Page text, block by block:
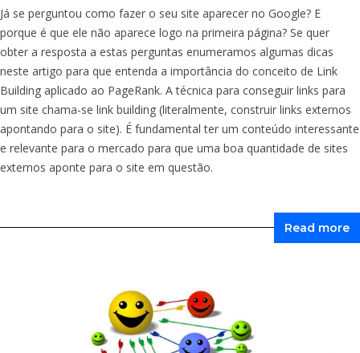
Já se perguntou como fazer o seu site aparecer no Google? E
porque é que ele não aparece logo na primeira página? Se quer
obter a resposta a estas perguntas enumeramos algumas dicas
neste artigo para que entenda a importância do conceito de Link
Building aplicado ao PageRank. A técnica para conseguir links para
um site chama-se link building (literalmente, construir links externos
apontando para o site). É fundamental ter um conteúdo interessante
e relevante para o mercado para que uma boa quantidade de sites
externos aponte para o site em questão.
Read more